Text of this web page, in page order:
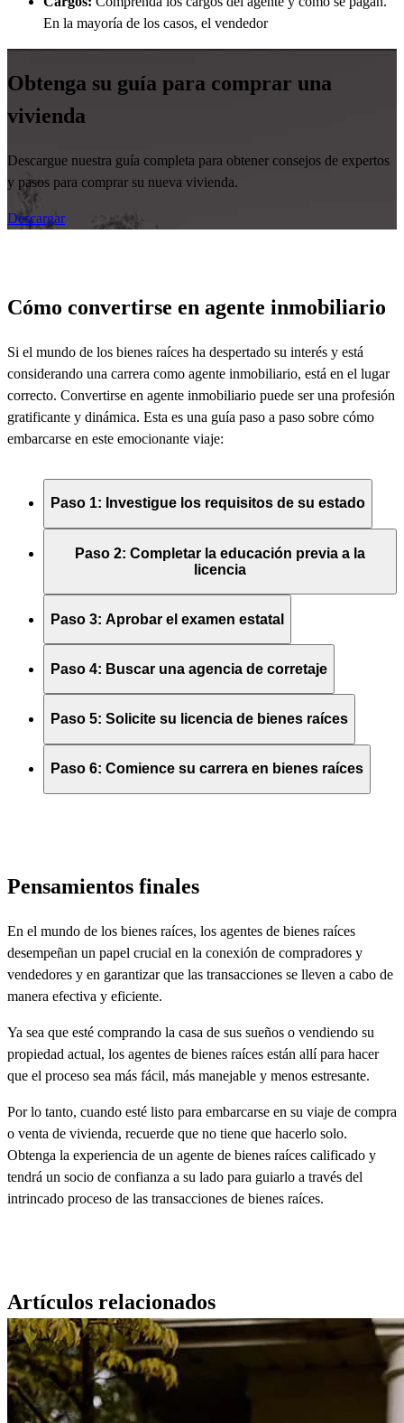
En la mayoría de los casos, el vendedor
Obtenga su guía para comprar una
vivienda
Descargue nuestra guía completa para obtener consejos de expertos
y pasos para comprar su nueva vivienda.
Descargar
Cómo convertirse en agente inmobiliario
Si el mundo de los bienes raíces ha despertado su interés y está
considerando una carrera como agente inmobiliario, está en el lugar
correcto. Convertirse en agente inmobiliario puede ser una profesión
gratificante y dinámica. Esta es una guía paso a paso sobre cómo
embarcarse en este emocionante viaje:
Paso 1: Investigue los requisitos de su estado
Paso 2: Completar la educación previa a la
licencia
Paso 3: Aprobar el examen estatal
Paso 4: Buscar una agencia de corretaje
Paso 5: Solicite su licencia de bienes raíces
Paso 6: Comience su carrera en bienes raíces
Pensamientos finales
En el mundo de los bienes raíces, los agentes de bienes raíces
desempeñan un papel crucial en la conexión de compradores y
vendedores y en garantizar que las transacciones se lleven a cabo de
manera efectiva y eficiente.
Ya sea que esté comprando la casa de sus sueños o vendiendo su
propiedad actual, los agentes de bienes raíces están allí para hacer
que el proceso sea más fácil, más manejable y menos estresante.
Por lo tanto, cuando esté listo para embarcarse en su viaje de compra
o venta de vivienda, recuerde que no tiene que hacerlo solo.
Obtenga la experiencia de un agente de bienes raíces calificado y
tendrá un socio de confianza a su lado para guiarlo a través del
intrincado proceso de las transacciones de bienes raíces.
Artículos relacionados